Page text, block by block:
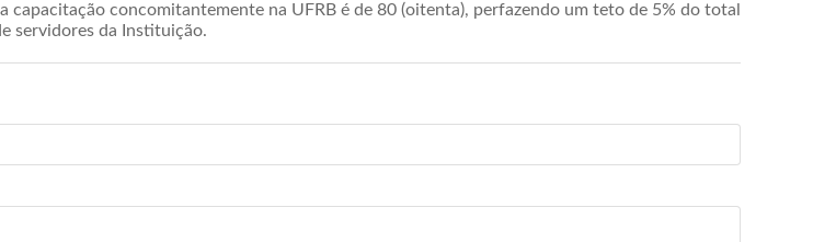
concomitantemente na UFRB é de 80 (oitenta), perfazendo um teto de 5% do total
servidores da Instituição.